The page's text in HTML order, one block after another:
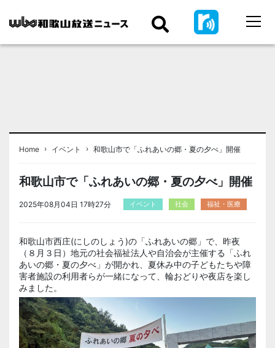
Home › イベント › 和歌山市で「ふれあいの郷・夏の夕べ」開催
和歌山市で「ふれあいの郷・夏の夕べ」開催
2025年08月04日 17時27分 イベント 社会 福祉・医療
和歌山市西庄(にしのしょう)の「ふれあいの郷」で、昨夜
（８月３日）地元の社会福祉法人や自治会が主催する「ふれ
あいの郷・夏の夕べ」が開かれ、夏休み中の子どもたちや障
害者施設の利用者らが一緒になって、輪おどりや夜店を楽し
みました。